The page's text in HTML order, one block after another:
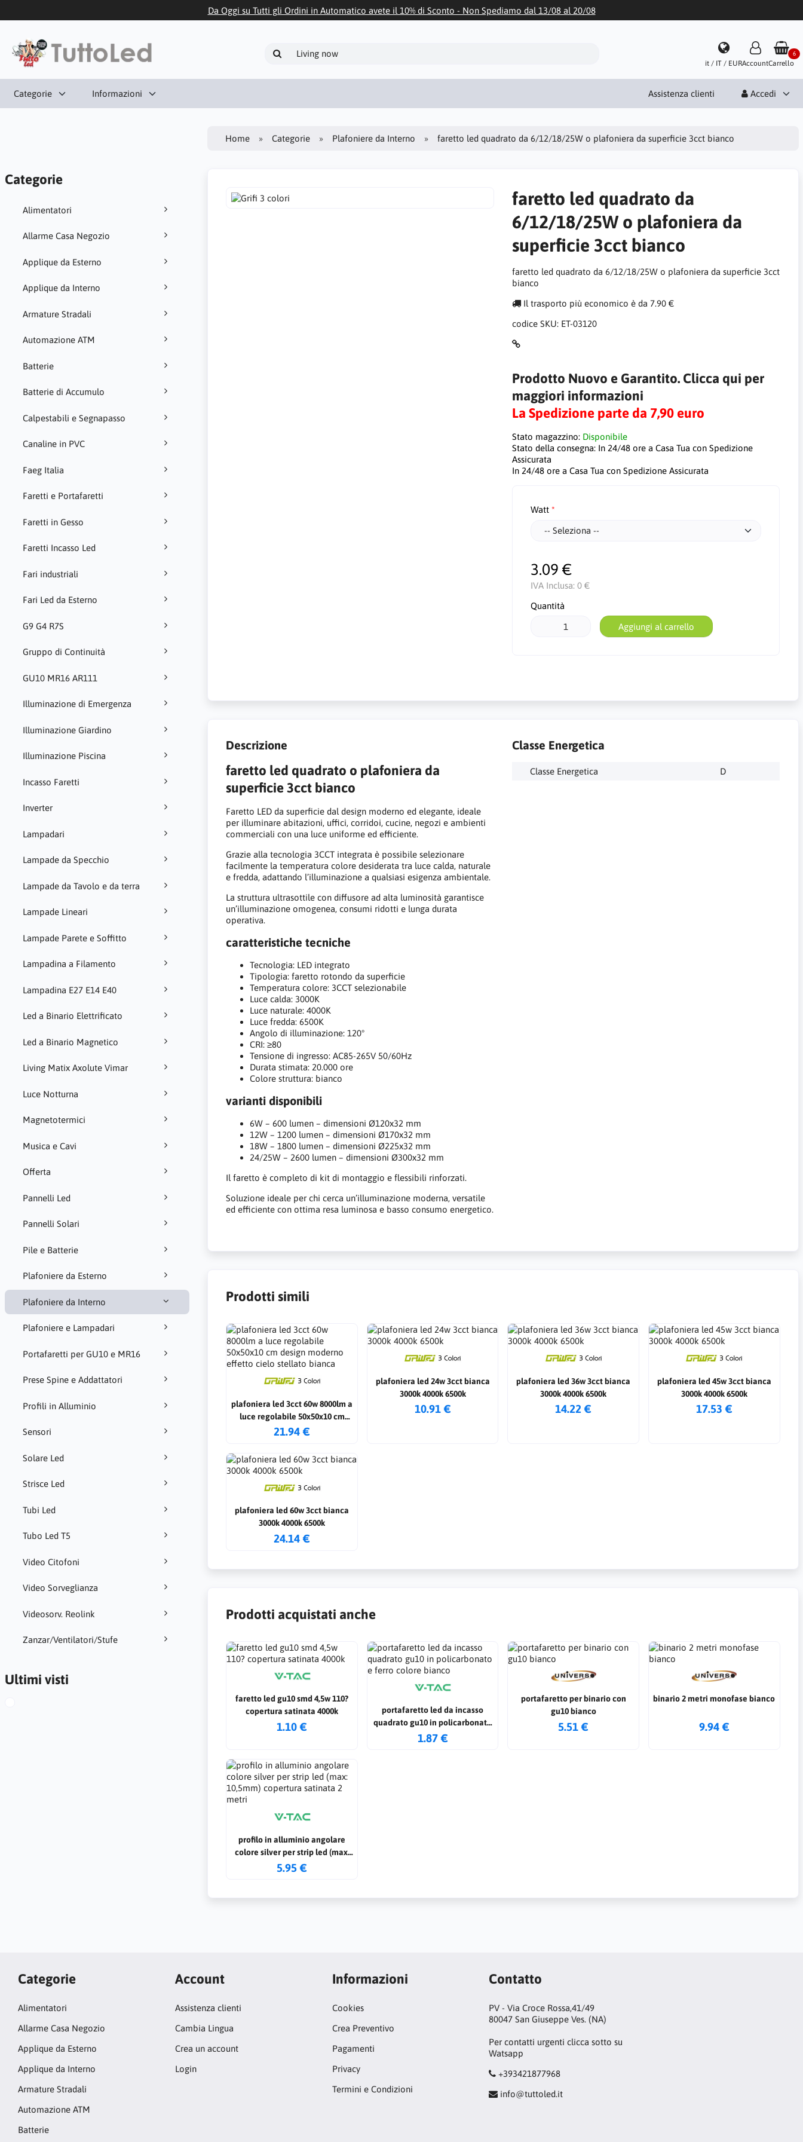
Da Oggi su Tutti gli Ordini in Automatico avete il 10% di Sconto - Non Spediamo dal 13/08 al 20/08
it / IT / EURAccountCarrello
6
Categorie Informazioni Assistenza clienti Accedi
Categorie
Alimentatori
Allarme Casa Negozio
Applique da Esterno
Applique da Interno
Armature Stradali
Automazione ATM
Batterie
Batterie di Accumulo
Calpestabili e Segnapasso
Canaline in PVC
Faeg Italia
Faretti e Portafaretti
Faretti in Gesso
Faretti Incasso Led
Fari industriali
Fari Led da Esterno
G9 G4 R7S
Gruppo di Continuità
GU10 MR16 AR111
Illuminazione di Emergenza
Illuminazione Giardino
Illuminazione Piscina
Incasso Faretti
Inverter
Lampadari
Lampade da Specchio
Lampade da Tavolo e da terra
Lampade Lineari
Lampade Parete e Soffitto
Lampadina a Filamento
Lampadina E27 E14 E40
Led a Binario Elettrificato
Led a Binario Magnetico
Living Matix Axolute Vimar
Luce Notturna
Magnetotermici
Musica e Cavi
Offerta
Pannelli Led
Pannelli Solari
Pile e Batterie
Plafoniere da Esterno
Plafoniere da Interno
Plafoniere e Lampadari
Portafaretti per GU10 e MR16
Prese Spine e Addattatori
Profili in Alluminio
Sensori
Solare Led
Strisce Led
Tubi Led
Tubo Led T5
Video Citofoni
Video Sorveglianza
Videosorv. Reolink
Zanzar/Ventilatori/Stufe
Ultimi visti
Home Categorie Plafoniere da Interno faretto led quadrato da 6/12/18/25W o plafoniera da superficie 3cct bianco
faretto led quadrato da
6/12/18/25W o plafoniera da
superficie 3cct bianco
faretto led quadrato da 6/12/18/25W o plafoniera da superficie 3cct
bianco
Il trasporto più economico è da 7.90 €
codice SKU: ET-03120
Prodotto Nuovo e Garantito. Clicca qui per
maggiori informazioni
La Spedizione parte da 7,90 euro
Stato magazzino: Disponibile
Stato della consegna: In 24/48 ore a Casa Tua con Spedizione
Assicurata
In 24/48 ore a Casa Tua con Spedizione Assicurata
Watt
3.09 €
IVA Inclusa: 0 €
Quantità
Aggiungi al carrello
Descrizione
faretto led quadrato o plafoniera da
superficie 3cct bianco
Faretto LED da superficie dal design moderno ed elegante, ideale
per illuminare abitazioni, uffici, corridoi, cucine, negozi e ambienti
commerciali con una luce uniforme ed efficiente.
Grazie alla tecnologia 3CCT integrata è possibile selezionare
facilmente la temperatura colore desiderata tra luce calda, naturale
e fredda, adattando l’illuminazione a qualsiasi esigenza ambientale.
La struttura ultrasottile con diffusore ad alta luminosità garantisce
un’illuminazione omogenea, consumi ridotti e lunga durata
operativa.
caratteristiche tecniche
Tecnologia: LED integrato
Tipologia: faretto rotondo da superficie
Temperatura colore: 3CCT selezionabile
Luce calda: 3000K
Luce naturale: 4000K
Luce fredda: 6500K
Angolo di illuminazione: 120°
CRI: ≥80
Tensione di ingresso: AC85-265V 50/60Hz
Durata stimata: 20.000 ore
Colore struttura: bianco
varianti disponibili
6W – 600 lumen – dimensioni Ø120x32 mm
12W – 1200 lumen – dimensioni Ø170x32 mm
18W – 1800 lumen – dimensioni Ø225x32 mm
24/25W – 2600 lumen – dimensioni Ø300x32 mm
Il faretto è completo di kit di montaggio e flessibili rinforzati.
Soluzione ideale per chi cerca un’illuminazione moderna, versatile
ed efficiente con ottima resa luminosa e basso consumo energetico.
Classe Energetica
Classe Energetica D
Prodotti simili
plafoniera led 3cct 60w 8000lm a
luce regolabile 50x50x10 cm
design moderno effetto cielo
21.94 €
plafoniera led 24w 3cct bianca
3000k 4000k 6500k
10.91 €
plafoniera led 36w 3cct bianca
3000k 4000k 6500k
14.22 €
plafoniera led 45w 3cct bianca
3000k 4000k 6500k
17.53 €
plafoniera led 60w 3cct bianca
3000k 4000k 6500k
24.14 €
Prodotti acquistati anche
faretto led gu10 smd 4,5w 110?
copertura satinata 4000k
1.10 €
portafaretto led da incasso
quadrato gu10 in policarbonato
e ferro colore bianco
1.87 €
portafaretto per binario con
gu10 bianco
5.51 €
binario 2 metri monofase bianco
9.94 €
profilo in alluminio angolare
colore silver per strip led (max:
10,5mm) copertura satinata 2
5.95 €
Categorie
Alimentatori
Allarme Casa Negozio
Applique da Esterno
Applique da Interno
Armature Stradali
Automazione ATM
Batterie
Account
Assistenza clienti
Cambia Lingua
Crea un account
Login
Informazioni
Cookies
Crea Preventivo
Pagamenti
Privacy
Termini e Condizioni
Contatto
PV - Via Croce Rossa,41/49
80047 San Giuseppe Ves. (NA)
Per contatti urgenti clicca sotto su
Watsapp
+393421877968
info@tuttoled.it